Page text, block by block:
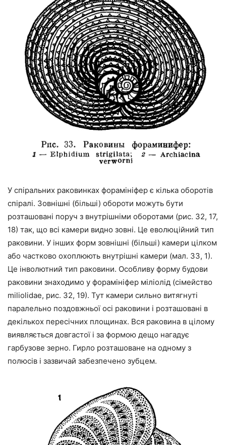
У спіральних раковинках форамініфер є кілька оборотів
спіралі. Зовнішні (більші) обороти можуть бути
розташовані поруч з внутрішніми оборотами (рис. 32, 17,
18) так, що всі камери видно зовні. Це еволюційний тип
раковини. У інших форм зовнішні (більші) камери цілком
або частково охоплюють внутрішні камери (мал. 33, 1).
Це інволютний тип раковини. Особливу форму будови
раковини знаходимо у форамініфер міліолід (сімейство
miliolidae, рис. 32, 19). Тут камери сильно витягнуті
паралельно поздовжньої осі раковини і розташовані в
декількох пересічних площинах. Вся раковина в цілому
виявляється довгастої і за формою дещо нагадує
гарбузове зерно. Гирло розташоване на одному з
полюсів і зазвичай забезпечено зубцем.